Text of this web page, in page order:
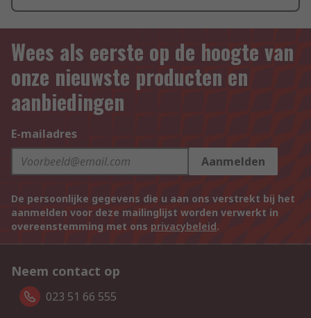
Wees als eerste op de hoogte van
onze nieuwste producten en
aanbiedingen
E-mailadres
Aanmelden
De persoonlijke gegevens die u aan ons verstrekt bij het
aanmelden voor deze mailinglijst worden verwerkt in
overeenstemming met ons privacybeleid.
Neem contact op
023 51 66 555